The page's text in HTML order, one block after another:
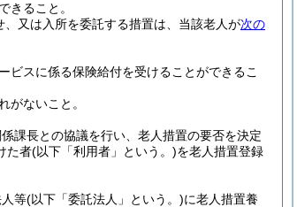
きること。
又は入所を委託する措置は、当該老人が次の
ビスに係る保険給付を受けることができるこ
がないこと。
課長との協議を行い、老人措置の要否を決定
た者(以下「利用者」という。)を老人措置登録
等(以下「委託法人」という。)に老人措置養